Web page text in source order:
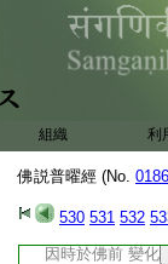
組織 利
佛説普曜經 (No.
530 531 532
時坐佛樹下 28
歡喜當聽説 難得
適成佛道時 輙降
即壞生死本 消愛
比丘名優陀 姿性
還入父王國 以入
今王太子
29 顧
優陀聞佛教 即聽
因時於佛前 變化